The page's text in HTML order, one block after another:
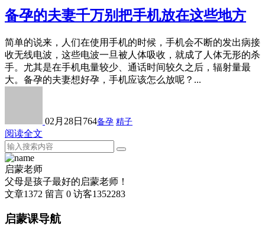
备孕的夫妻千万别把手机放在这些地方
简单的说来，人们在使用手机的时候，手机会不断的发出病接
收无线电波，这些电波一旦被人体吸收，就成了人体无形的杀
手。尤其是在手机电量较少、通话时间较久之后，辐射量最
大。备孕的夫妻想好孕，手机应该怎么放呢？...
02月28日 764备孕 精子
阅读全文
启蒙老师
父母是孩子最好的启蒙老师！
文章1372 留言 0 访客1352283
启蒙课导航